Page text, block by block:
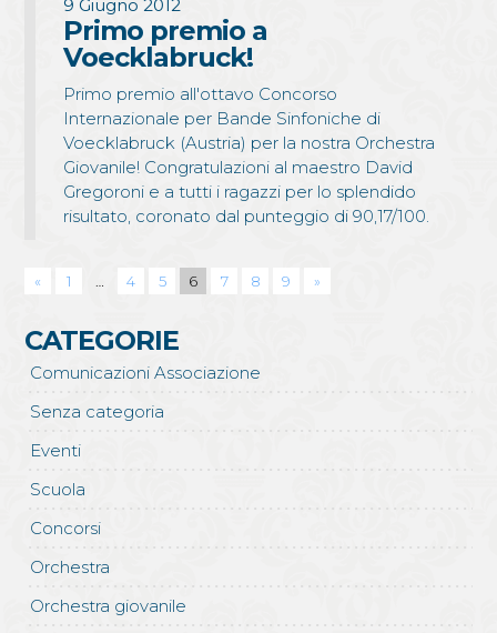
9 Giugno 2012
Primo premio a
Voecklabruck!
Primo premio all'ottavo Concorso
Internazionale per Bande Sinfoniche di
Voecklabruck (Austria) per la nostra Orchestra
Giovanile! Congratulazioni al maestro David
Gregoroni e a tutti i ragazzi per lo splendido
risultato, coronato dal punteggio di 90,17/100.
Pagination
« 1 4 5 6 7 8 9 »
CATEGORIE
Comunicazioni Associazione
Senza categoria
Eventi
Scuola
Concorsi
Orchestra
Orchestra giovanile